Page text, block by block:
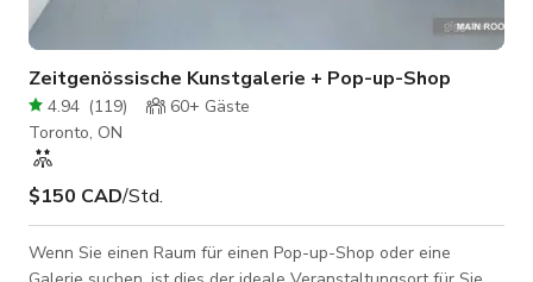
Zeitgenössische Kunstgalerie + Pop-up-Shop
4.94 (119) 60+ Gäste
Toronto, ON
$150 CAD/Std.
Wenn Sie einen Raum für einen Pop-up-Shop oder eine